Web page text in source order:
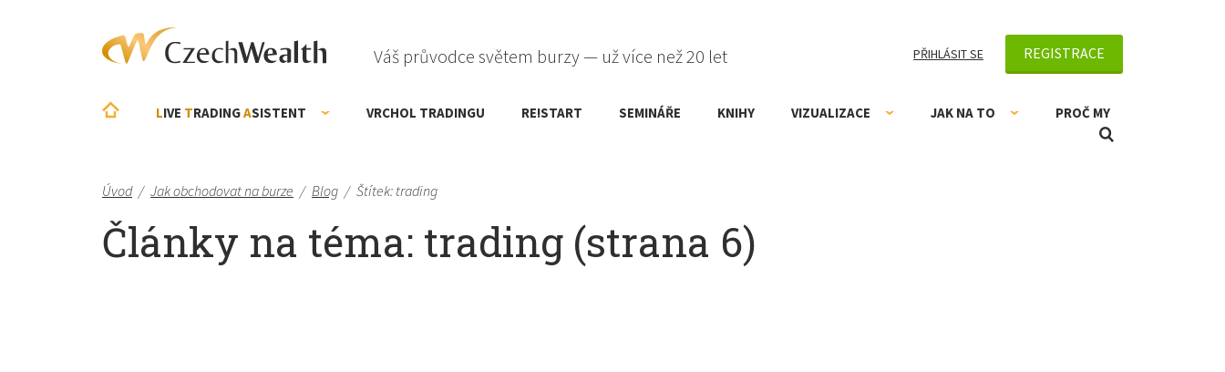
Váš průvodce světem burzy — už více než 20 let PŘIHLÁSIT SE REGISTRACE
LIVE TRADINGASISTENT VRCHOL TRADINGU RE!START SEMINÁŘE KNIHY VIZUALIZACE JAK NA TO PROČ MY
Úvod / Jak obchodovat na burze / Blog / Štítek: trading
Články na téma: trading (strana 6)